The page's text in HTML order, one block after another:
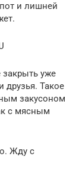
и лишней
уже
друзья. Такое
закусоном
с мясным
Жду с